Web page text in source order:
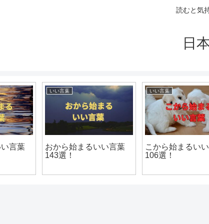
読むと気
日
言葉
いい言葉
おから始まるいい言葉
143選！
いい言葉
こから始まるい
106選！